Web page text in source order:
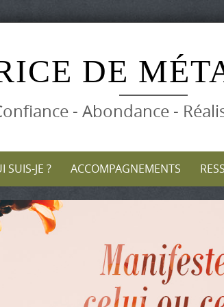
content
DE
- Abondance -
SUIS-JE ? ACCOMPAGNEMENTS